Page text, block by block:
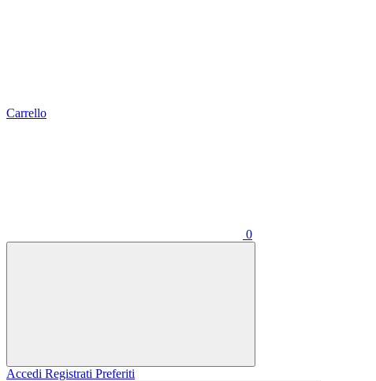
Carrello
0
Accedi Registrati Preferiti